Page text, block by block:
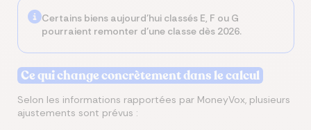
Certains biens aujourd’hui classés E, F ou G
pourraient remonter d’une classe dès 2026.
Ce qui change concrètement dans le calcul
Selon les informations rapportées par MoneyVox, plusieurs
ajustements sont prévus :